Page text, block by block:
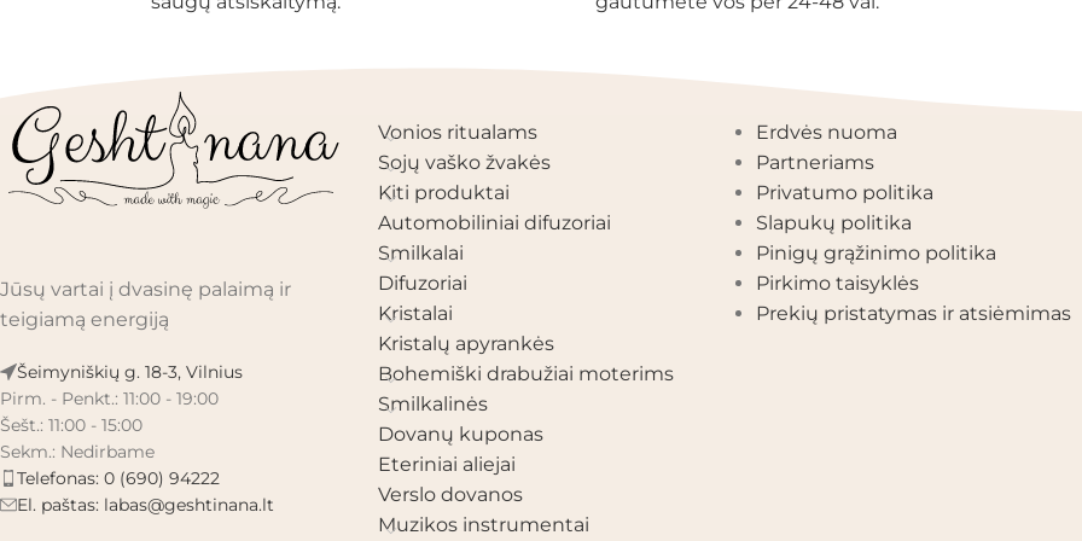
Jūsų vartai į dvasinę palaimą ir
teigiamą energiją
Šeimyniškių g. 18-3, Vilnius
Pirm. - Penkt.: 11:00 - 19:00
Šešt.: 11:00 - 15:00
Sekm.: Nedirbame
Telefonas: 0 (690) 94222
El. paštas: labas@geshtinana.lt
PRODUKTŲ KATEGORIJOS
Vonios ritualams
Sojų vaško žvakės
Kiti produktai
Automobiliniai difuzoriai
Smilkalai
Difuzoriai
Kristalai
Kristalų apyrankės
Bohemiški drabužiai moterims
Smilkalinės
Dovanų kuponas
Eteriniai aliejai
Verslo dovanos
Muzikos instrumentai
Erdvės nuoma
Partneriams
Privatumo politika
Slapukų politika
Pinigų grąžinimo politika
Pirkimo taisyklės
Prekių pristatymas ir atsiėmimas